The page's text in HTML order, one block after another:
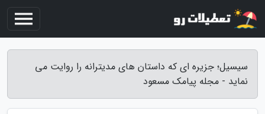
سیسیل؛ جزیره ای که داستان های مدیترانه را روایت می
نماید - مجله پیامک مسعود